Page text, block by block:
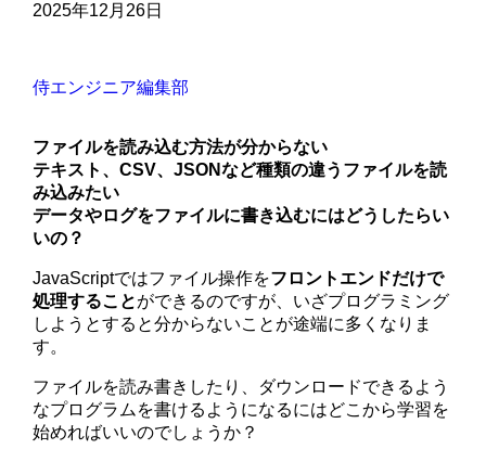
2025年12月26日
侍エンジニア編集部
ファイルを読み込む方法が分からない
テキスト、CSV、JSONなど種類の違うファイルを読
み込みたい
データやログをファイルに書き込むにはどうしたらい
いの？
JavaScriptではファイル操作をフロントエンドだけで
処理することができるのですが、いざプログラミング
しようとすると分からないことが途端に多くなりま
す。
ファイルを読み書きしたり、ダウンロードできるよう
なプログラムを書けるようになるにはどこから学習を
始めればいいのでしょうか？